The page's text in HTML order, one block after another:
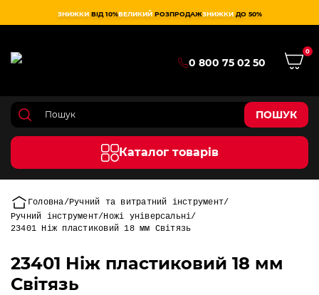
ЗНИЖКИ ВІД 10%ВЕЛИКИЙ РОЗПРОДАЖЗНИЖКИ ДО 50%
0 800 75 02 50
0
ПОШУК
Каталог товарів
Головна Ручний та витратний інструмент
Ручний інструмент Ножі універсальні
23401 Ніж пластиковий 18 мм Світязь
23401 Ніж пластиковий 18 мм
Світязь